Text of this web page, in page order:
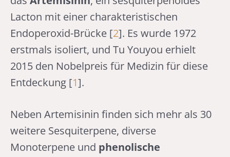
Lacton mit einer charakteristischen
Endoperoxid-Brücke [2]. Es wurde 1972
erstmals isoliert, und Tu Youyou erhielt
2015 den Nobelpreis für Medizin für diese
Entdeckung [1].
Neben Artemisinin finden sich mehr als 30
weitere Sesquiterpene, diverse
Monoterpene und phenolische